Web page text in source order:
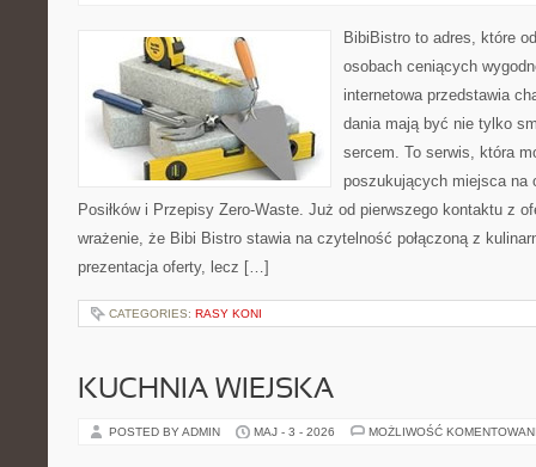
BibiBistro to adres, które
osobach ceniących
internetowa przedstawia
dania mają być nie tylko
sercem. To serwis, która
poszukujących miejsca na
Posiłków i Przepisy Zero-Waste. Już od pierwszego kontaktu z
wrażenie, że Bibi Bistro stawia na czytelność połączoną z
prezentacja oferty, lecz […]
CATEGORIES: RASY KONI
KUCHNIA WIEJSKA
POSTED BY ADMIN MAJ - 3 - 2026 MOŻLIWOŚĆ